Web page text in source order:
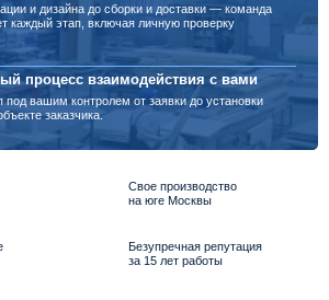
и дизайна до сборки и доставки — команда
каждый этап, включая личную проверку
процесс взаимодействия с вами
под вашим контролем от заявки до установки
заказчика.
Свое производство
на юге Москвы
Безупречная репутация
за 15 лет работы